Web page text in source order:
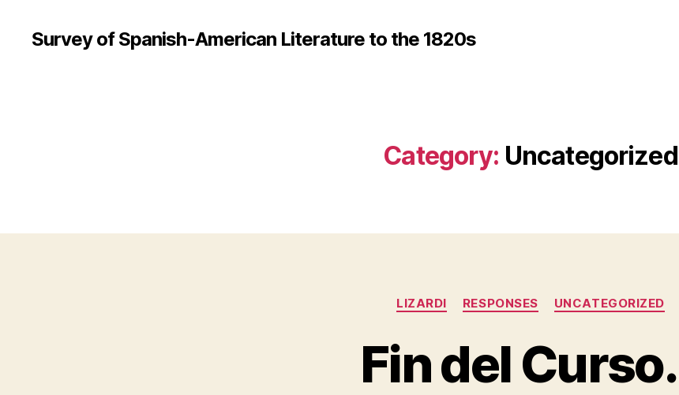
Survey of Spanish-American Literature to the 1820s
Category: Uncategorized
Categories
LIZARDI RESPONSES UNCATEGORIZED
Fin del